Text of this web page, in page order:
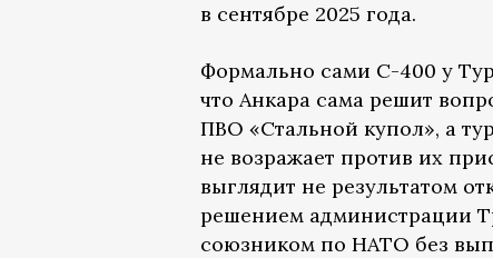
в сентябре 2025 года.
Формально сами С-400 у
что Анкара сама решит
ПВО «Стальной купол», а
не возражает против их
выглядит не результатом
решением администрации
союзником по НАТО без